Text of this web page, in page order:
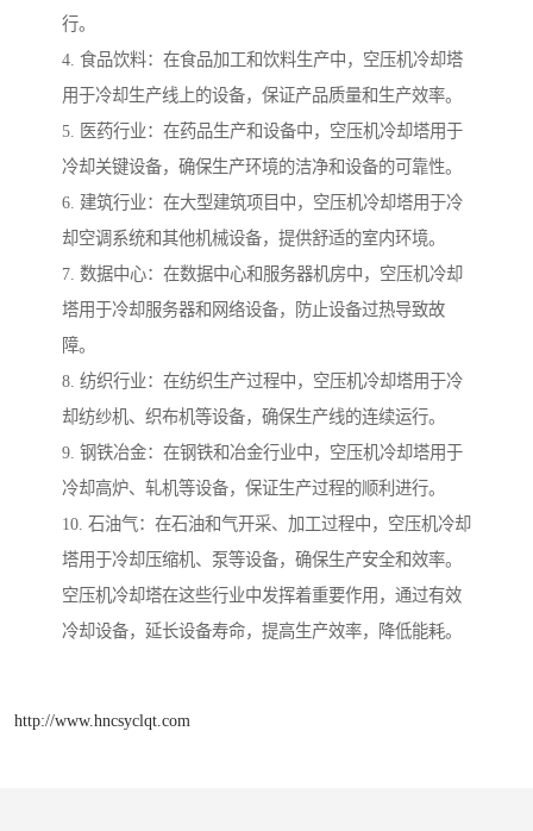
行。
4. 食品饮料：在食品加工和饮料生产中，空压机冷却塔
用于冷却生产线上的设备，保证产品质量和生产效率。
5. 医药行业：在药品生产和设备中，空压机冷却塔用于
冷却关键设备，确保生产环境的洁净和设备的可靠性。
6. 建筑行业：在大型建筑项目中，空压机冷却塔用于冷
却空调系统和其他机械设备，提供舒适的室内环境。
7. 数据中心：在数据中心和服务器机房中，空压机冷却
塔用于冷却服务器和网络设备，防止设备过热导致故
障。
8. 纺织行业：在纺织生产过程中，空压机冷却塔用于冷
却纺纱机、织布机等设备，确保生产线的连续运行。
9. 钢铁冶金：在钢铁和冶金行业中，空压机冷却塔用于
冷却高炉、轧机等设备，保证生产过程的顺利进行。
10. 石油气：在石油和气开采、加工过程中，空压机冷却
塔用于冷却压缩机、泵等设备，确保生产安全和效率。
空压机冷却塔在这些行业中发挥着重要作用，通过有效
冷却设备，延长设备寿命，提高生产效率，降低能耗。
http://www.hncsyclqt.com